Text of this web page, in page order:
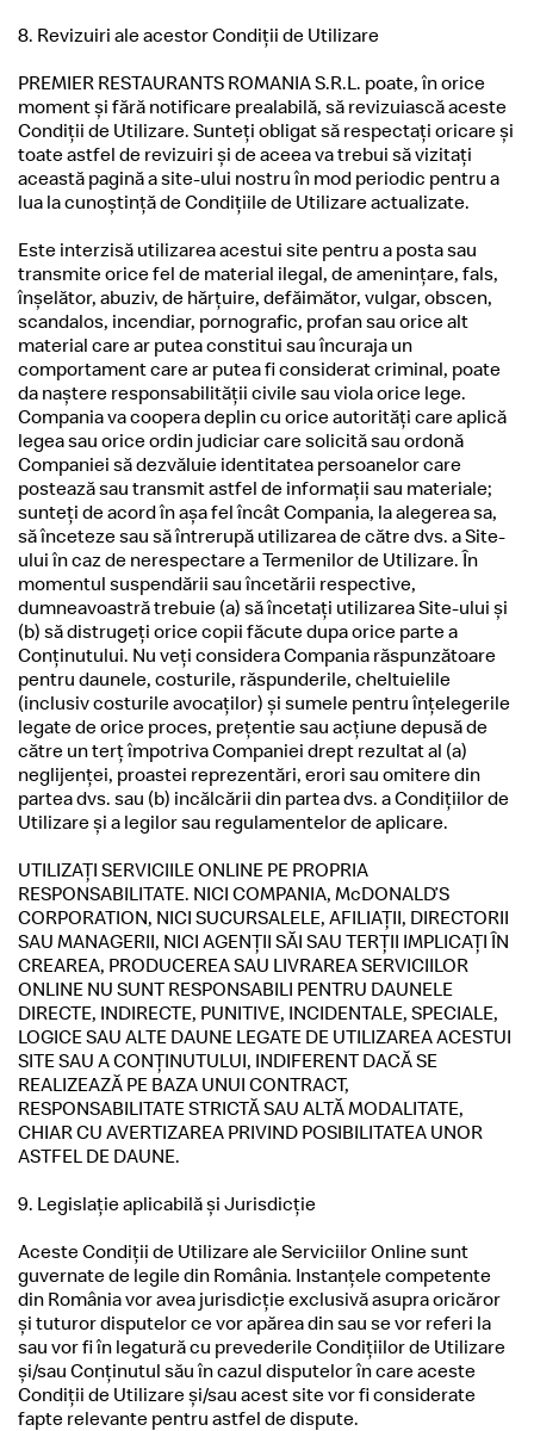
8. Revizuiri ale acestor Condiţii de Utilizare
PREMIER RESTAURANTS ROMANIA S.R.L. poate, în orice
moment şi fără notificare prealabilă, să revizuiască aceste
Condiţii de Utilizare. Sunteţi obligat să respectaţi oricare şi
toate astfel de revizuiri şi de aceea va trebui să vizitaţi
această pagină a site-ului nostru în mod periodic pentru a
lua la cunoştinţă de Condiţiile de Utilizare actualizate.
Este interzisă utilizarea acestui site pentru a posta sau
transmite orice fel de material ilegal, de ameninţare, fals,
înşelător, abuziv, de hărţuire, defăimător, vulgar, obscen,
scandalos, incendiar, pornografic, profan sau orice alt
material care ar putea constitui sau încuraja un
comportament care ar putea fi considerat criminal, poate
da naştere responsabilităţii civile sau viola orice lege.
Compania va coopera deplin cu orice autorităţi care aplică
legea sau orice ordin judiciar care solicită sau ordonă
Companiei să dezvăluie identitatea persoanelor care
postează sau transmit astfel de informaţii sau materiale;
sunteţi de acord în aşa fel încât Compania, la alegerea sa,
să înceteze sau să întrerupă utilizarea de către dvs. a Site-
ului în caz de nerespectare a Termenilor de Utilizare. În
momentul suspendării sau încetării respective,
dumneavoastră trebuie (a) să încetaţi utilizarea Site-ului şi
(b) să distrugeţi orice copii făcute dupa orice parte a
Conţinutului. Nu veţi considera Compania răspunzătoare
pentru daunele, costurile, răspunderile, cheltuielile
(inclusiv costurile avocaţilor) şi sumele pentru înţelegerile
legate de orice proces, preţentie sau acţiune depusă de
către un terţ împotriva Companiei drept rezultat al (a)
neglijenţei, proastei reprezentări, erori sau omitere din
partea dvs. sau (b) incălcării din partea dvs. a Condiţiilor de
Utilizare şi a legilor sau regulamentelor de aplicare.
UTILIZAŢI SERVICIILE ONLINE PE PROPRIA
RESPONSABILITATE. NICI COMPANIA, McDONALD’S
CORPORATION, NICI SUCURSALELE, AFILIAŢII, DIRECTORII
SAU MANAGERII, NICI AGENŢII SĂI SAU TERŢII IMPLICAŢI ÎN
CREAREA, PRODUCEREA SAU LIVRAREA SERVICIILOR
ONLINE NU SUNT RESPONSABILI PENTRU DAUNELE
DIRECTE, INDIRECTE, PUNITIVE, INCIDENTALE, SPECIALE,
LOGICE SAU ALTE DAUNE LEGATE DE UTILIZAREA ACESTUI
SITE SAU A CONŢINUTULUI, INDIFERENT DACĂ SE
REALIZEAZĂ PE BAZA UNUI CONTRACT,
RESPONSABILITATE STRICTĂ SAU ALTĂ MODALITATE,
CHIAR CU AVERTIZAREA PRIVIND POSIBILITATEA UNOR
ASTFEL DE DAUNE.
9. Legislaţie aplicabilă şi Jurisdicţie
Aceste Condiţii de Utilizare ale Serviciilor Online sunt
guvernate de legile din România. Instanţele competente
din România vor avea jurisdicţie exclusivă asupra oricăror
şi tuturor disputelor ce vor apărea din sau se vor referi la
sau vor fi în legatură cu prevederile Condiţiilor de Utilizare
şi/sau Conţinutul său în cazul disputelor în care aceste
Condiţii de Utilizare şi/sau acest site vor fi considerate
fapte relevante pentru astfel de dispute.